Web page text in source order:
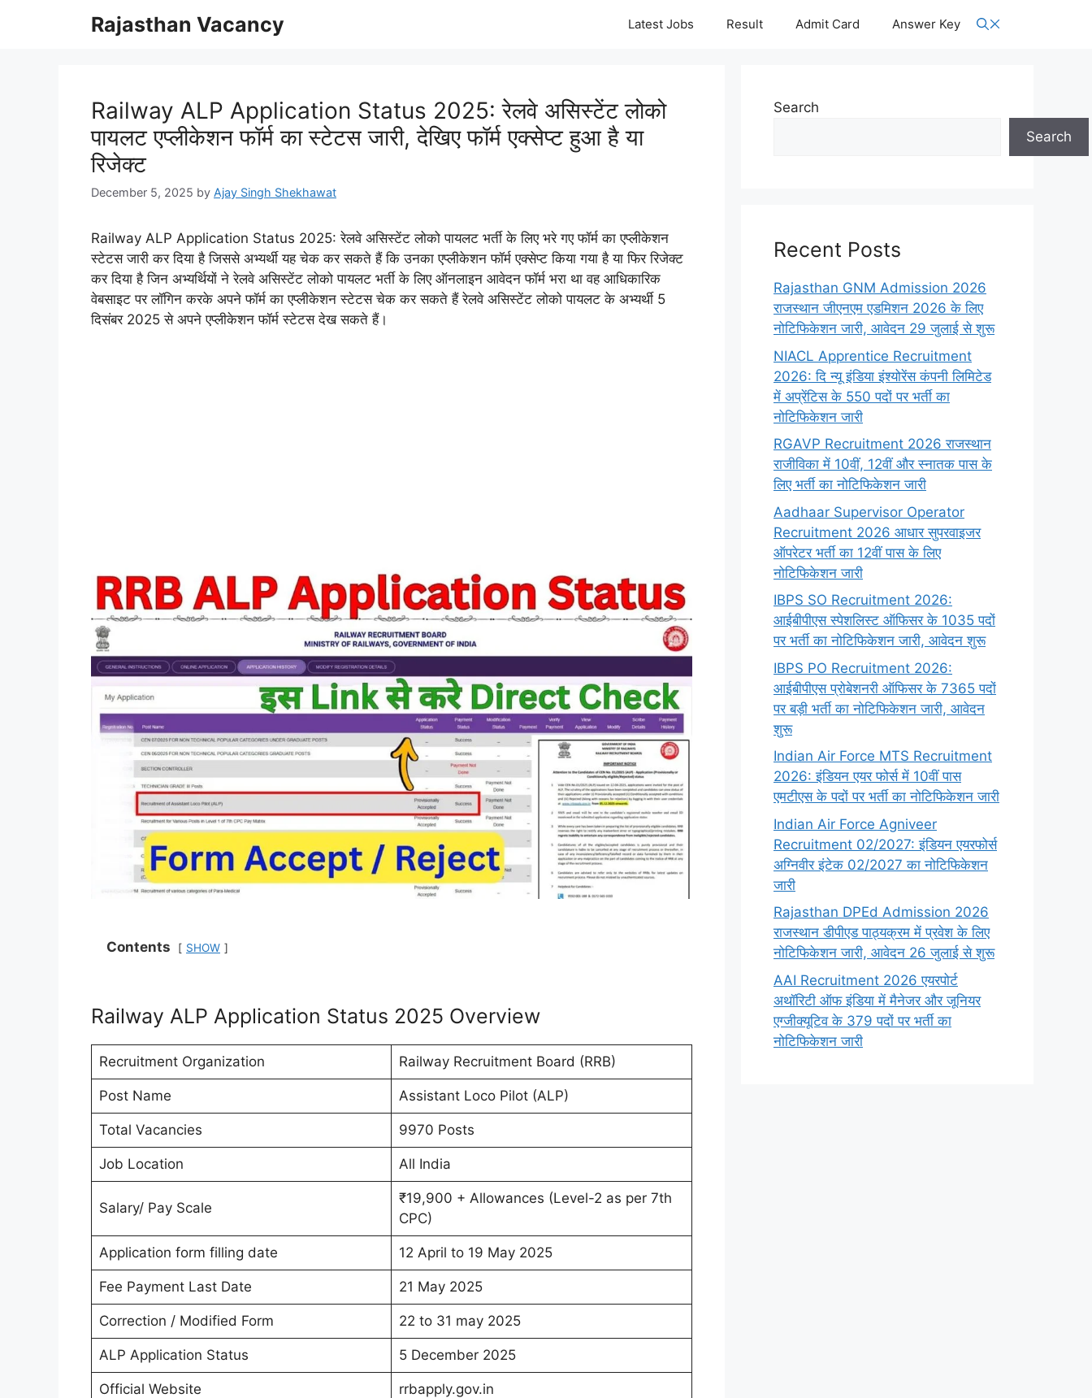
Rajasthan Vacancy Latest Jobs Result Admit Card Answer Key
Railway ALP Application Status 2025: रेलवे असिस्टेंट लोको
पायलट एप्लीकेशन फॉर्म का स्टेटस जारी, देखिए फॉर्म एक्सेप्ट हुआ है या
रिजेक्ट
December 5, 2025 by Ajay Singh Shekhawat
Railway ALP Application Status 2025: रेलवे असिस्टेंट लोको पायलट भर्ती के लिए भरे गए फॉर्म का एप्लीकेशन
स्टेटस जारी कर दिया है जिससे अभ्यर्थी यह चेक कर सकते हैं कि उनका एप्लीकेशन फॉर्म एक्सेप्ट किया गया है या फिर रिजेक्ट
कर दिया है जिन अभ्यर्थियों ने रेलवे असिस्टेंट लोको पायलट भर्ती के लिए ऑनलाइन आवेदन फॉर्म भरा था वह आधिकारिक
वेबसाइट पर लॉगिन करके अपने फॉर्म का एप्लीकेशन स्टेटस चेक कर सकते हैं रेलवे असिस्टेंट लोको पायलट के अभ्यर्थी 5
दिसंबर 2025 से अपने एप्लीकेशन फॉर्म स्टेटस देख सकते हैं।
Contents SHOW
Railway ALP Application Status 2025 Overview
Recruitment Organization Railway Recruitment Board (RRB)
Post Name Assistant Loco Pilot (ALP)
Total Vacancies 9970 Posts
Job Location All India
Salary/ Pay Scale
₹19,900 + Allowances (Level-2 as per 7th
CPC)
Application form filling date 12 April to 19 May 2025
Fee Payment Last Date 21 May 2025
Correction / Modified Form 22 to 31 may 2025
ALP Application Status 5 December 2025
Official Website rrbapply.gov.in
Search
Search
Recent Posts
Rajasthan GNM Admission 2026
राजस्थान जीएनएम एडमिशन 2026 के लिए
नोटिफिकेशन जारी, आवेदन 29 जुलाई से शुरू
NIACL Apprentice Recruitment
2026: दि न्यू इंडिया इंश्योरेंस कंपनी लिमिटेड
में अप्रेंटिस के 550 पदों पर भर्ती का
नोटिफिकेशन जारी
RGAVP Recruitment 2026 राजस्थान
राजीविका में 10वीं, 12वीं और स्नातक पास के
लिए भर्ती का नोटिफिकेशन जारी
Aadhaar Supervisor Operator
Recruitment 2026 आधार सुपरवाइजर
ऑपरेटर भर्ती का 12वीं पास के लिए
नोटिफिकेशन जारी
IBPS SO Recruitment 2026:
आईबीपीएस स्पेशलिस्ट ऑफिसर के 1035 पदों
पर भर्ती का नोटिफिकेशन जारी, आवेदन शुरू
IBPS PO Recruitment 2026:
आईबीपीएस प्रोबेशनरी ऑफिसर के 7365 पदों
पर बड़ी भर्ती का नोटिफिकेशन जारी, आवेदन
शुरू
Indian Air Force MTS Recruitment
2026: इंडियन एयर फोर्स में 10वीं पास
एमटीएस के पदों पर भर्ती का नोटिफिकेशन जारी
Indian Air Force Agniveer
Recruitment 02/2027: इंडियन एयरफोर्स
अग्निवीर इंटेक 02/2027 का नोटिफिकेशन
जारी
Rajasthan DPEd Admission 2026
राजस्थान डीपीएड पाठ्यक्रम में प्रवेश के लिए
नोटिफिकेशन जारी, आवेदन 26 जुलाई से शुरू
AAI Recruitment 2026 एयरपोर्ट
अथॉरिटी ऑफ इंडिया में मैनेजर और जूनियर
एग्जीक्यूटिव के 379 पदों पर भर्ती का
नोटिफिकेशन जारी